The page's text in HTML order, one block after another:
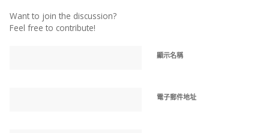
Want to join the discussion?
Feel free to contribute!
顯示名稱
電子郵件地址